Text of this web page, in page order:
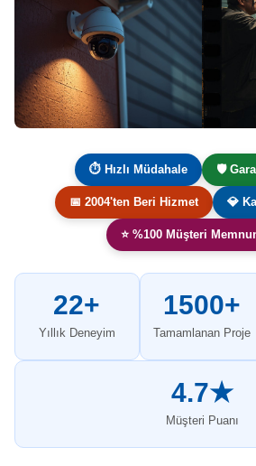
⏱ Hızlı Müdahale 🛡️
📅 2004'ten Beri Hizmet 💎
⭐ %100 Müşteri
22+
Yıllık Deneyim
1500+
Tamamlanan Proje
4.7★
Müşteri Puanı